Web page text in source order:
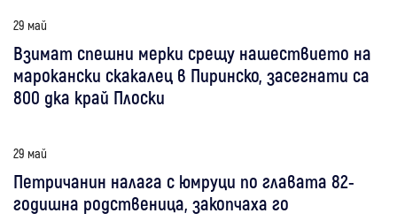
29 май
Взимат спешни мерки срещу нашествието на
марокански скакалец в Пиринско, засегнати са
800 дка край Плоски
29 май
Петричанин налага с юмруци по главата 82-
годишна родственица, закопчаха го